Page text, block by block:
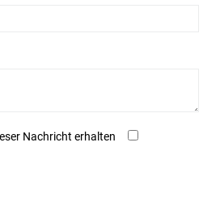
Nachricht erhalten